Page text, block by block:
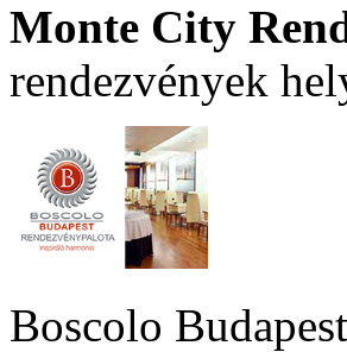
Monte City
rendezvények
Boscolo